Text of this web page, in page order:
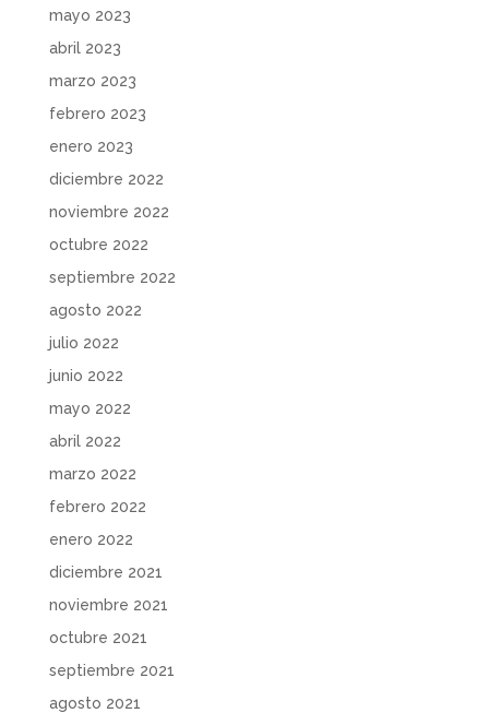
mayo 2023
abril 2023
marzo 2023
febrero 2023
enero 2023
diciembre 2022
noviembre 2022
octubre 2022
septiembre 2022
agosto 2022
julio 2022
junio 2022
mayo 2022
abril 2022
marzo 2022
febrero 2022
enero 2022
diciembre 2021
noviembre 2021
octubre 2021
septiembre 2021
agosto 2021